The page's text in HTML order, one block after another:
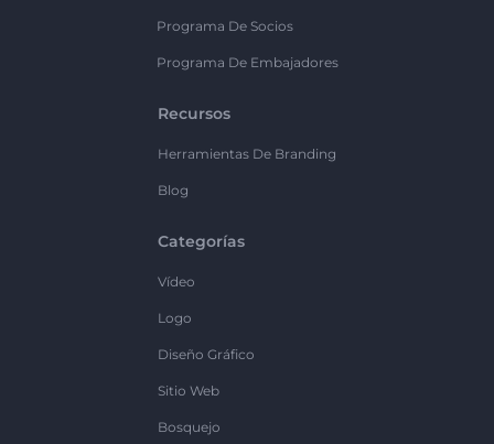
Programa De Socios
Programa De Embajadores
Recursos
Herramientas De Branding
Blog
Categorías
Vídeo
Logo
Diseño Gráfico
Sitio Web
Bosquejo